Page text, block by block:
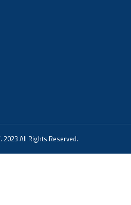
2023 All Rights Reserved.